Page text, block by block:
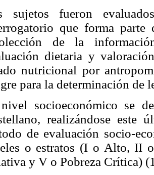
sujetos fueron
que forma
de la
dietaria y
nutricional por
para la determinación de
socioeconómico se
realizándose
de evaluación socio-
o estratos (I o Alto, II
y V o Pobreza Crítica)